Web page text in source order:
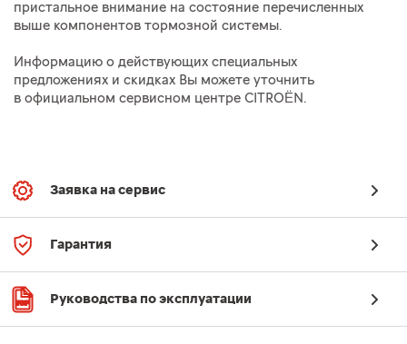
пристальное внимание на состояние перечисленных
выше компонентов тормозной системы.
Информацию о действующих специальных
предложениях и скидках Вы можете уточнить
в официальном сервисном центре CITROËN.
Заявка на сервис
Гарантия
Руководства по эксплуатации